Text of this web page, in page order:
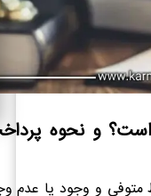
و نحوه
و وجود یا عدم